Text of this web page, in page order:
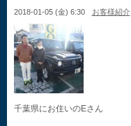
2018-01-05 (金) 6:30 お客様紹介
千葉県にお住いのEさん